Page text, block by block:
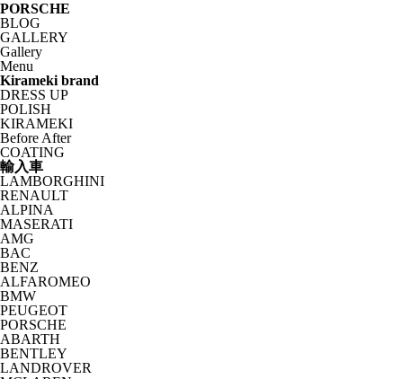
PORSCHE
BLOG
GALLERY
Gallery
Menu
Kirameki brand
DRESS UP
POLISH
KIRAMEKI
Before After
COATING
輸入車
LAMBORGHINI
RENAULT
ALPINA
MASERATI
AMG
BAC
BENZ
ALFAROMEO
BMW
PEUGEOT
PORSCHE
ABARTH
BENTLEY
LANDROVER